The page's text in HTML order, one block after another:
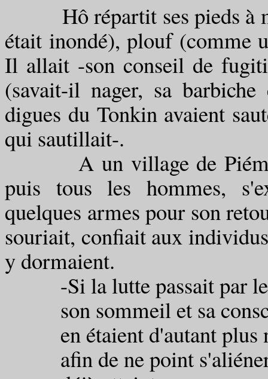
Hô répartit ses pieds à
était inondé), plouf (comme
Il allait -son conseil de
(savait-il nager, sa
digues du Tonkin avaient
qui sautillait-.
A un village de
puis tous les hommes,
quelques armes pour son
souriait, confiait aux
y dormaient.
-Si la lutte passait par
son sommeil et sa
en étaient d'autant plus
afin de ne point s'aliéner